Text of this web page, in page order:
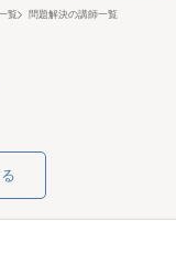
覧
問題解決の講師一覧